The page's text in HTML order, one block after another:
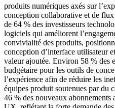
produits numériques axés sur
conception collaborative et de
de 64 % des investisseurs
logiciels qui améliorent
convivialité des produits,
conception d’interface utilisateur
valeur ajoutée. Environ 58 % des
budgétaire pour les outils de
l’expérience afin de réduire les
équipes produit soutenues par du
46 % des nouveaux